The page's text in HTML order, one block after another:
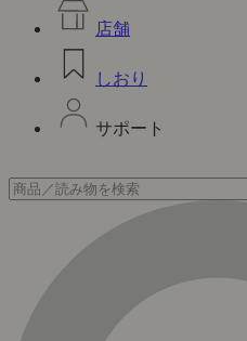
店舗
しおり
サポート